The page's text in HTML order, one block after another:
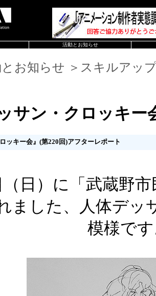
活動とお知らせ
とお知らせ ＞スキルアッ
サン・クロッキー
ッキー会』(第220回)アフターレポート
（日）に「武蔵野
ました、人体デッ
模様で